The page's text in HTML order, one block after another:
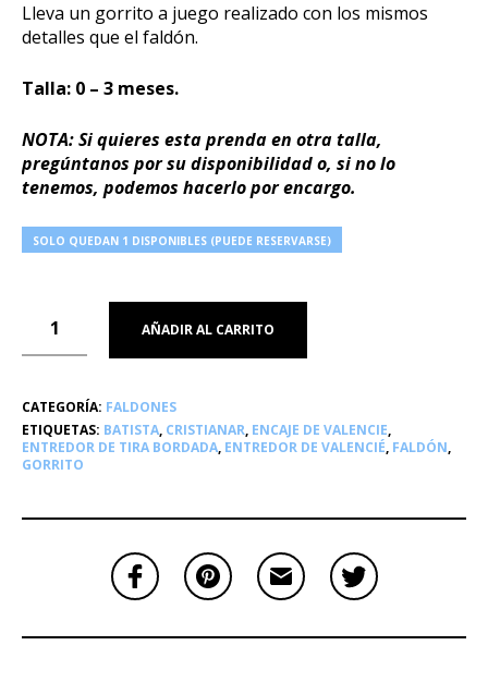
Lleva un gorrito a juego realizado con los mismos
detalles que el faldón.
Talla: 0 – 3 meses.
NOTA: Si quieres esta prenda en otra talla,
pregúntanos por su disponibilidad o, si no lo
tenemos, podemos hacerlo por encargo.
SOLO QUEDAN 1 DISPONIBLES (PUEDE RESERVARSE)
AÑADIR AL CARRITO
CATEGORÍA: FALDONES
ETIQUETAS: BATISTA, CRISTIANAR, ENCAJE DE VALENCIE,
ENTREDOR DE TIRA BORDADA, ENTREDOR DE VALENCIÉ, FALDÓN,
GORRITO